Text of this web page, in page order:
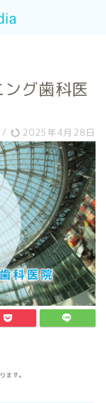
グ歯科医
/ 2025年4月28日
ます。